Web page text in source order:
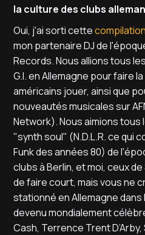
la culture des clubs
Oui, j'ai sorti cettecompilation
mon partenaire DJ de
Records. Nous allions tous
G.I. en Allemagne pour faire
américains jouer, ainsi que
nouveautés musicales sur
Network). Nous aimions tous
"synth soul" (N.D.L.R. ce qui
Funk des années 80) de
clubs à Berlin, et moi, ceux
de faire court, mais vous ne
stationné en Allemagne
devenu mondialement
Cash, Terrence Trent